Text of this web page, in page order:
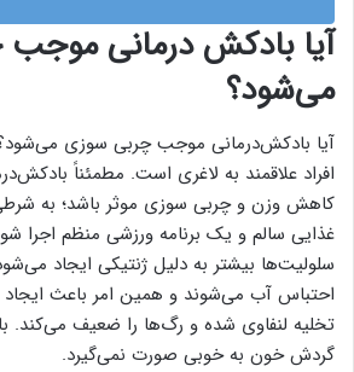
آیا بادکش‌ درمانی
می‌شود؟
آیا بادکش‌درمانی موجب چربی سوزی
افراد علاقمند به لاغری است. مطمئناً
کاهش وزن و چربی سوزی موثر باشد؛ به
غذایی سالم و یک برنامه ورزشی منظم اجرا
سلولیت‌ها بیشتر به دلیل ژنتیکی ایجاد
احتباس آب می‌شوند و همین امر باعث ایجاد
تخلیه لنفاوی شده و رگ‌ها را ضعیف
گردش خون به خوبی صورت نمی‌گیرد.